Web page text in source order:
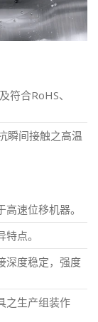
符合RoHS、
瞬间接触之高温
速位移机器。
点。
深度稳定，强度
之生产组装作